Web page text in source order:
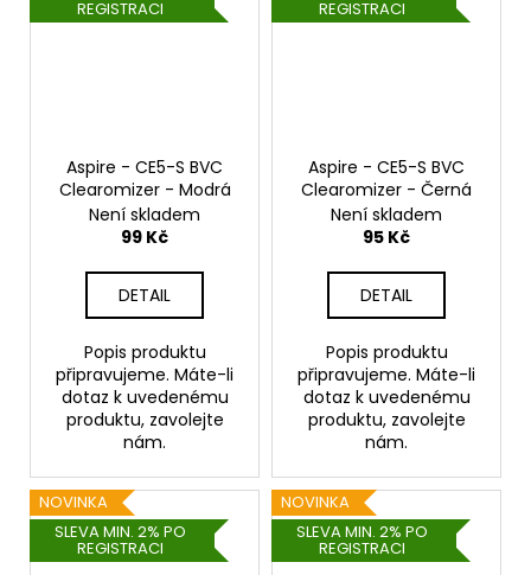
REGISTRACI
Aspire - CE5-S BVC
Clearomizer - Modrá
Není skladem
99 Kč
DETAIL
Popis produktu
připravujeme. Máte-li
dotaz k uvedenému
produktu, zavolejte
nám.
REGISTRACI
Aspire - CE5-S BVC
Clearomizer - Černá
Není skladem
95 Kč
DETAIL
Popis produktu
připravujeme. Máte-li
dotaz k uvedenému
produktu, zavolejte
nám.
NOVINKA
SLEVA MIN. 2% PO
REGISTRACI
NOVINKA
SLEVA MIN. 2% PO
REGISTRACI